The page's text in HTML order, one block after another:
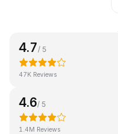
4.7 / 5
47K Reviews
4.6/ 5
1.4M Reviews